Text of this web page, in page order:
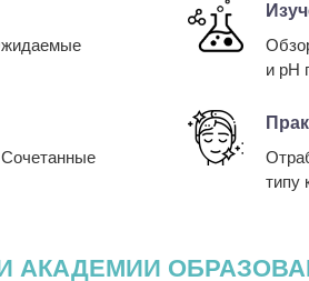
и pH
типу
АКАДЕМИИ